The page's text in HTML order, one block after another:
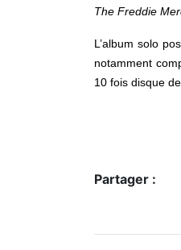
The Freddie
L’album solo
notamment
10 fois disque
Partager :